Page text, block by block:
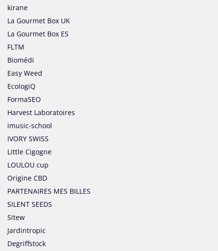
kirane
La Gourmet Box UK
La Gourmet Box ES
FLTM
Biomédi
Easy Weed
EcologiQ
FormaSEO
Harvest Laboratoires
imusic-school
IVORY SWISS
Little Cigogne
LOULOU cup
Origine CBD
PARTENAIRES MES BILLES
SILENT SEEDS
Sitew
Jardintropic
Degriffstock